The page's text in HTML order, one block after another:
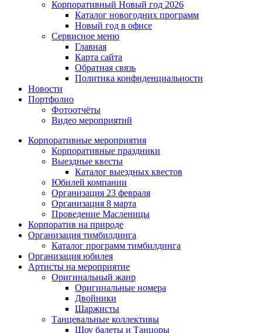
Корпоративный Новый год 2026
Каталог новогодних программ
Новый год в офисе
Сервисное меню
Главная
Карта сайта
Обратная связь
Политика конфиденциальности
Новости
Портфолио
Фотоотчёты
Видео мероприятий
Корпоративные мероприятия
Корпоративные праздники
Выездные квесты
Каталог выездных квестов
Юбилей компании
Организация 23 февраля
Организация 8 марта
Проведение Масленицы
Корпоратив на природе
Организация тимбилдинга
Каталог программ тимбилдинга
Организация юбилея
Артисты на мероприятие
Оригинальный жанр
Оригинальные номера
Двойники
Шаржисты
Танцевальные коллективы
Шоу балеты и Танцоры